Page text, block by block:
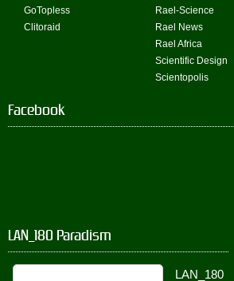
GoTopless
Clitoraid
Rael-Science
Rael News
Rael Africa
Scientific Design
Scientopolis
Facebook
LAN_180 Paradism